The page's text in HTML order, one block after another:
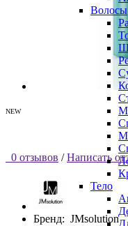
Волосы
Тело
NEW
0 отзывов / Написать
Бренд: JMsolution